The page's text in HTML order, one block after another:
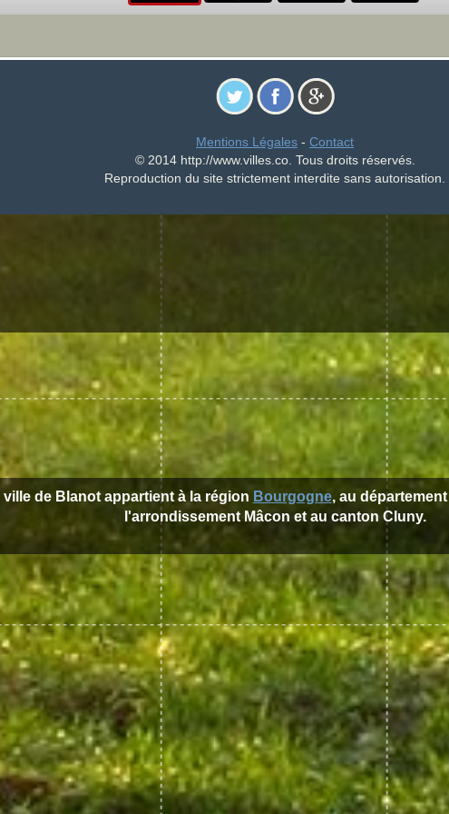
Mentions Légales - Contact
© 2014 http://www.villes.co. Tous droits réservés.
Reproduction du site strictement interdite sans autorisation.
ville de Blanot appartient à la région Bourgogne, au département
l'arrondissement Mâcon et au canton Cluny.